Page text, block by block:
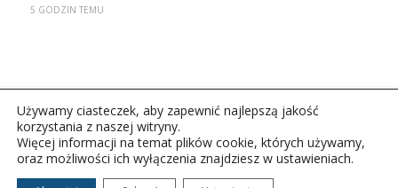
5 GODZIN TEMU
Copyright © 2026Polskie Radio Rzeszów S.A. w likwidacj.
Używamy ciasteczek, aby zapewnić najlepszą jakość
korzystania z naszej witryny.
Więcej informacji na temat plików cookie, których używamy,
oraz możliwości ich wyłączenia znajdziesz w ustawieniach.